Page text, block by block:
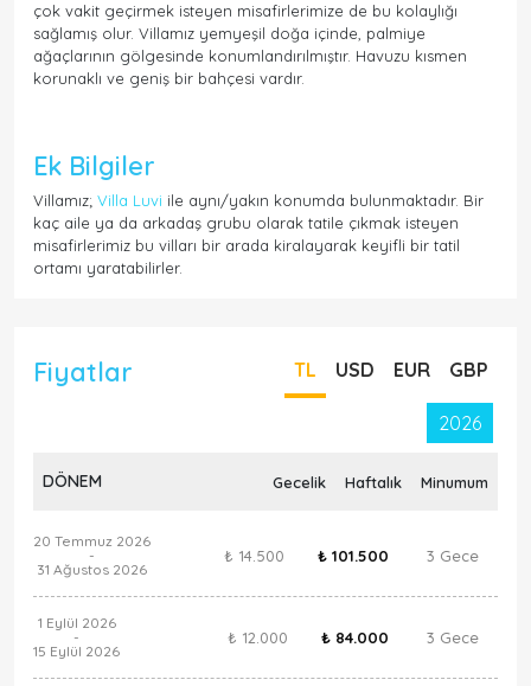
çok vakit geçirmek isteyen misafirlerimize de bu kolaylığı
sağlamış olur. Villamız yemyeşil doğa içinde, palmiye
ağaçlarının gölgesinde konumlandırılmıştır. Havuzu kısmen
korunaklı ve geniş bir bahçesi vardır.
Ek Bilgiler
Villamız; Villa Luvi ile aynı/yakın konumda bulunmaktadır. Bir
kaç aile ya da arkadaş grubu olarak tatile çıkmak isteyen
misafirlerimiz bu vilları bir arada kiralayarak keyifli bir tatil
ortamı yaratabilirler.
Fiyatlar TL USD EUR GBP
2026
DÖNEM Gecelik Haftalık Minumum
20 Temmuz 2026
-
31 Ağustos 2026
₺ 14.500 ₺ 101.500 3 Gece
1 Eylül 2026
-
15 Eylül 2026
₺ 12.000 ₺ 84.000 3 Gece